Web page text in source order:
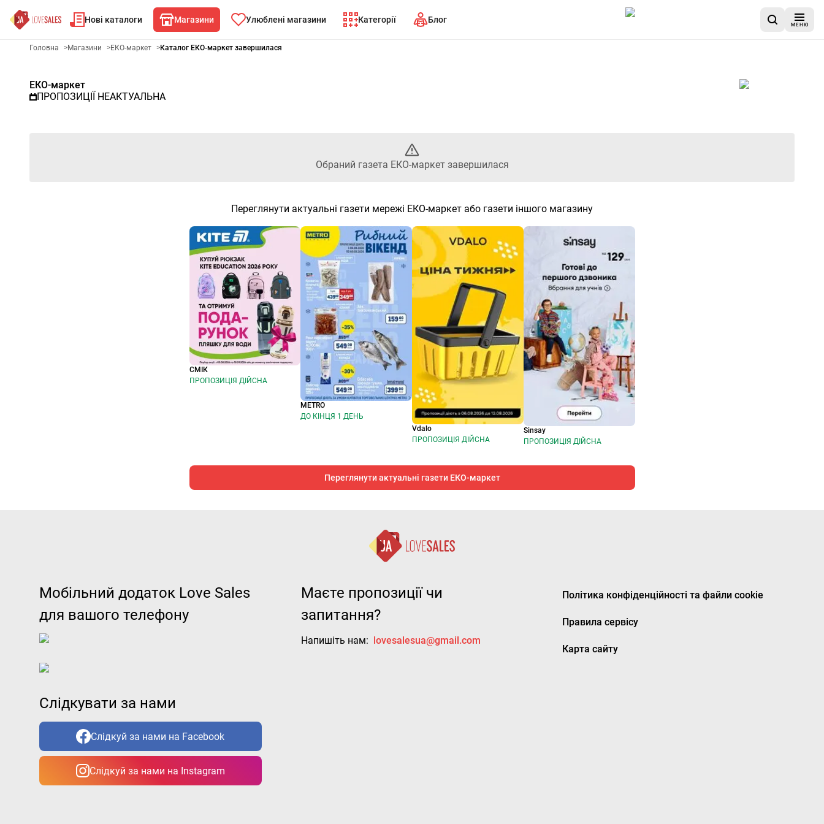
Нові каталоги Магазини Улюблені магазини Категорії Блог
МЕНЮ
Рекламна газета ЕКО-маркет - Обраний газета ЕКО-маркет завершилася
Головна >Магазини >ЕКО-маркет >Каталог ЕКО-маркет завершилася
ЕКО-маркет
ПРОПОЗИЦІЇ НЕАКТУАЛЬНА
Обраний газета ЕКО-маркет завершилася
Переглянути актуальні газети мережі ЕКО-маркет або газети іншого магазину
СМІК
ПРОПОЗИЦІЯ ДІЙСНА
METRO
ДО КІНЦЯ 1 ДЕНЬ
Vdalo
ПРОПОЗИЦІЯ ДІЙСНА
Sinsay
ПРОПОЗИЦІЯ ДІЙСНА
Переглянути актуальні газети ЕКО-маркет
Мобільний додаток Love Sales
для вашого телефону
Слідкувати за нами
Слідкуй за нами на Facebook
Слідкуй за нами на Instagram
Маєте пропозиції чи
запитання?
Напишіть нам: lovesalesua@gmail.com
Політика конфіденційності та файли cookie
Правила сервісу
Карта сайту